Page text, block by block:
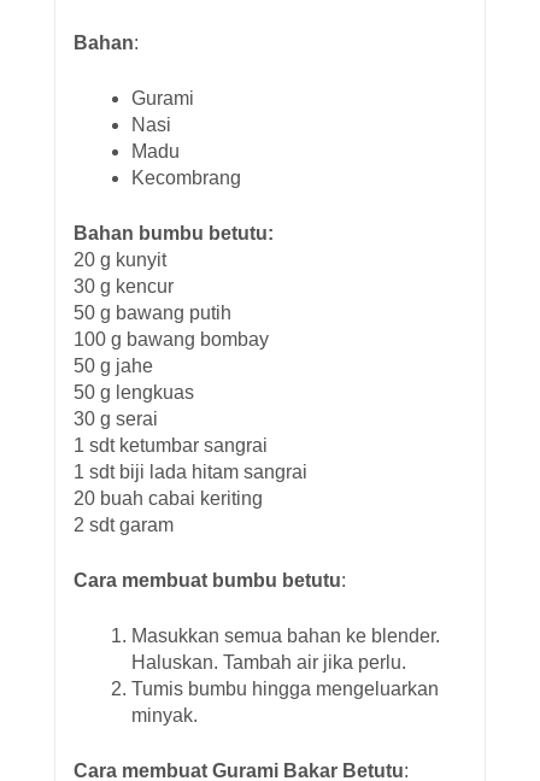
Bahan:
Gurami
Nasi
Madu
Kecombrang
Bahan bumbu betutu:
20 g kunyit
30 g kencur
50 g bawang putih
100 g bawang bombay
50 g jahe
50 g lengkuas
30 g serai
1 sdt ketumbar sangrai
1 sdt biji lada hitam sangrai
20 buah cabai keriting
2 sdt garam
Cara membuat bumbu betutu:
Masukkan semua bahan ke blender.
Haluskan. Tambah air jika perlu.
Tumis bumbu hingga mengeluarkan
minyak.
Cara membuat Gurami Bakar Betutu: